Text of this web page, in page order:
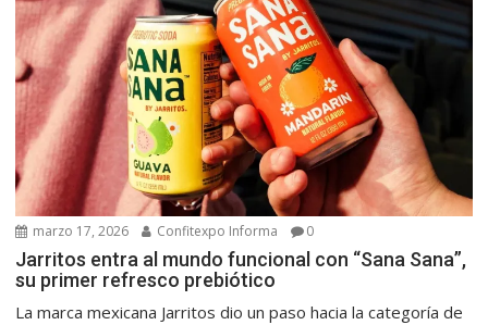
marzo 17, 2026 Confitexpo Informa 0
Jarritos entra al mundo funcional con “Sana Sana”,
su primer refresco prebiótico
La marca mexicana Jarritos dio un paso hacia la categoría de